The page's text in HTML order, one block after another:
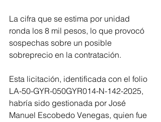
La cifra que se estima por unidad
ronda los 8 mil pesos, lo que provocó
sospechas sobre un posible
sobreprecio en la contratación.
Esta licitación, identificada con el folio
LA-50-GYR-050GYR014-N-142-2025,
habría sido gestionada por José
Manuel Escobedo Venegas, quien fue